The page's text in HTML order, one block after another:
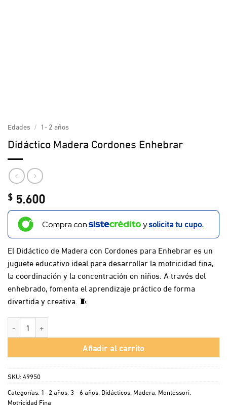
Edades / 1- 2 años
Didáctico Madera Cordones Enhebrar
$ 5.600
Compra con ysolicita tu cupo.
El Didáctico de Madera con Cordones para Enhebrar es un
juguete educativo ideal para desarrollar la motricidad fina,
la coordinación y la concentración en niños. A través del
enhebrado, fomenta el aprendizaje práctico de forma
divertida y creativa. 🧵
Añadir al carrito
SKU:49950
Categorías: 1- 2 años 3 - 6 años Didácticos Madera Montessori
Motricidad Fina